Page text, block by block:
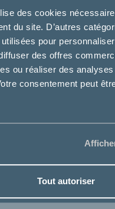
des cookies
du site. D’autres
pour
des offres
ou réaliser des
consentement peut
Tout autoriser